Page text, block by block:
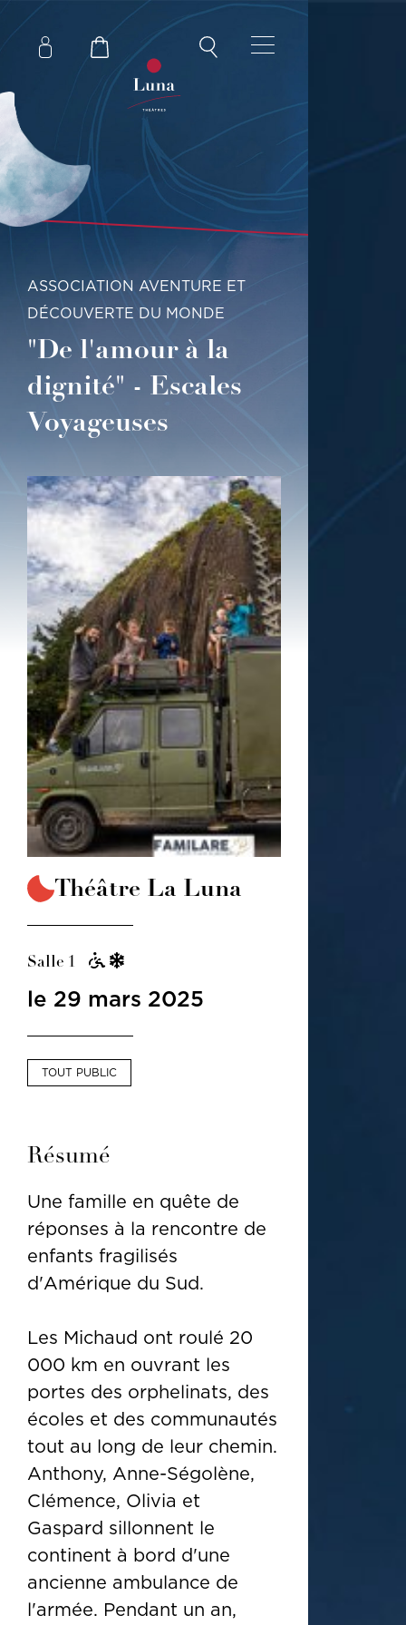
ASSOCIATION AVENTURE ET
DÉCOUVERTE DU MONDE
"De l'amour à la
dignité" - Escales
Voyageuses
Théâtre La Luna
Salle 1
le 29 mars 2025
TOUT PUBLIC
Résumé
Une famille en quête de
réponses à la rencontre de
enfants fragilisés
d'Amérique du Sud.
Les Michaud ont roulé 20
000 km en ouvrant les
portes des orphelinats, des
écoles et des communautés
tout au long de leur chemin.
Anthony, Anne-Ségolène,
Clémence, Olivia et
Gaspard sillonnent le
continent à bord d'une
ancienne ambulance de
l'armée. Pendant un an,